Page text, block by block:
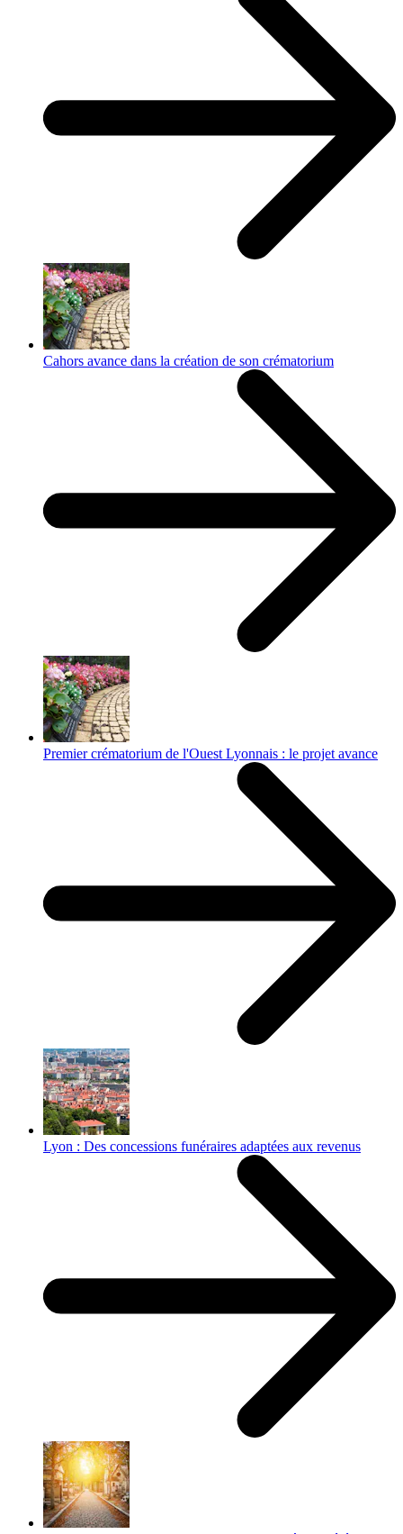
Cahors avance dans la création de son crématorium
Premier crématorium de l'Ouest Lyonnais : le projet avance
Lyon : Des concessions funéraires adaptées aux revenus